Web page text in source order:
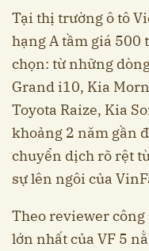
Tại thị trường ô tô
hạng A tầm giá 500
chọn: từ những
Grand i10, Kia
Toyota Raize, Kia
khoảng 2 năm gần
chuyển dịch rõ rệt
sự lên ngôi của
Theo reviewer
lớn nhất của VF 5